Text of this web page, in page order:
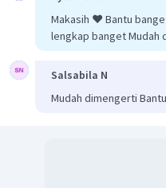
Makasih ❤️ Bantu
lengkap banget Mudah
Salsabila N
Mudah dimengerti